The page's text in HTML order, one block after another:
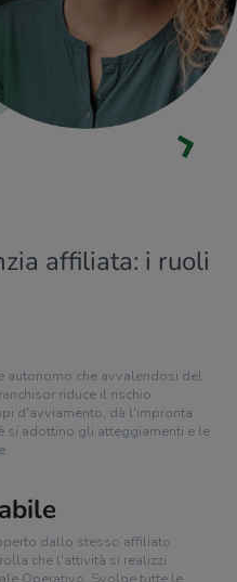
affiliata: i ruoli
autonomo che avvalendosi del
riduce il rischio
d'avviamento, dà l'impronta
si adottino gli atteggiamenti e le
dallo stesso affiliato.
che l'attività si realizzi